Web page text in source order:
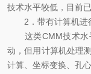
技术水平较低，目前
2．带有计算机进
这类CMM技术水
动，但用计算机处理
计算、坐标变换、孔